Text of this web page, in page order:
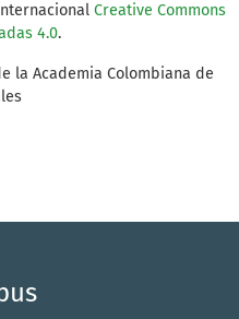
Creative Commons
4.0.
la Academia Colombiana de